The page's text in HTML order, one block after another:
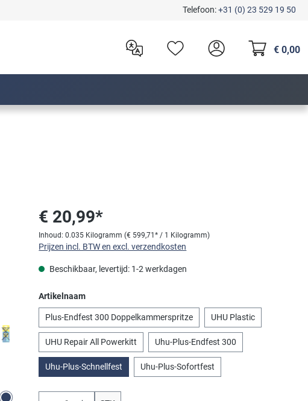
Telefoon:+31 (0) 23 529 19 50
€ 0,00
€ 20,99*
Inhoud:0.035 Kilogramm(€ 599,71* / 1 Kilogramm)
Prijzen incl. BTW en excl. verzendkosten
Beschikbaar, levertijd: 1-2 werkdagen
Selecteer
Artikelnaam
Plus-Endfest 300 Doppelkammerspritze UHU Plastic
UHU Repair All Powerkitt Uhu-Plus-Endfest 300
Uhu-Plus-Schnellfest Uhu-Plus-Sofortfest